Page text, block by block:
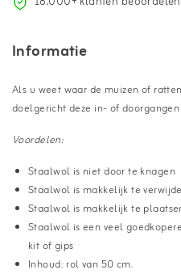
Informatie
Als u weet waar de muizen of
doelgericht deze in- of
Voordelen:
Staalwol is niet door te knagen
Staalwol is makkelijk te
Staalwol is makkelijk te
Staalwol is een veel
kit of gips
Inhoud: rol van 50 cm.